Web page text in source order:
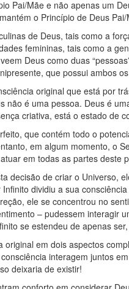
Pai/Mãe e não apenas um
o Princípio de Deus
de Deus, tais como a
femininas, tais como a
Deus como duas
que possui ambos
original que está por
não é uma pessoa. Deus é
criativa, está o estado de
que contém todo o
em algum momento, o
em todas as partes deste
decisão de criar o Universo,
dividiu a sua
ele se concentrou no
– pudessem interagir
se estendeu de apenas
original em dois aspectos
interagem juntos
deixaria de existir!